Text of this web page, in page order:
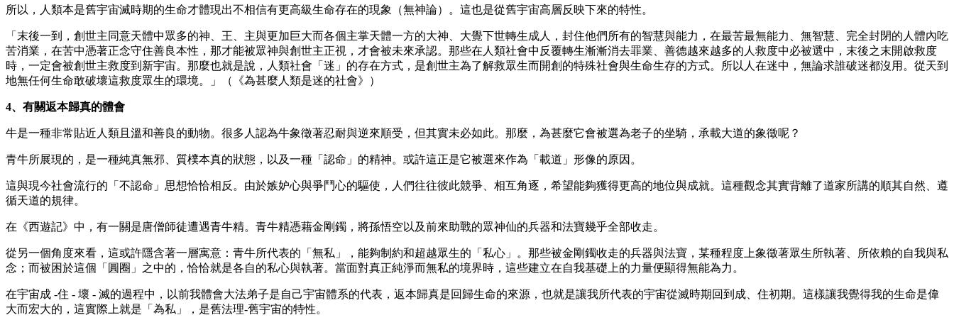
所以，人類本是舊宇宙滅時期的生命才體現出不相信有更高級生命存在的現象（無神論）。這也是從舊宇宙高層反映下來的特性。
「末後一到，創世主同意天體中眾多的神、王、主與更加巨大而各個主掌天體一方的大神、大覺下世轉生成人，封住他們所有的智慧與能力，在最苦最無能力、無智慧、完全封閉的人體內吃
苦消業，在苦中憑著正念守住善良本性，那才能被眾神與創世主正視，才會被未來承認。那些在人類社會中反覆轉生漸漸消去罪業、善德越來越多的人救度中必被選中，末後之末開啟救度
時，一定會被創世主救度到新宇宙。那麼也就是說，人類社會「迷」的存在方式，是創世主為了解救眾生而開創的特殊社會與生命生存的方式。所以人在迷中，無論求誰破迷都沒用。從天到
地無任何生命敢破壞這救度眾生的環境。」（《為甚麼人類是迷的社會》）
4、有關返本歸真的體會
牛是一種非常貼近人類且溫和善良的動物。很多人認為牛象徵著忍耐與逆來順受，但其實未必如此。那麼，為甚麼它會被選為老子的坐騎，承載大道的象徵呢？
青牛所展現的，是一種純真無邪、質樸本真的狀態，以及一種「認命」的精神。或許這正是它被選來作為「載道」形像的原因。
這與現今社會流行的「不認命」思想恰恰相反。由於嫉妒心與爭鬥心的驅使，人們往往彼此競爭、相互角逐，希望能夠獲得更高的地位與成就。這種觀念其實背離了道家所講的順其自然、遵
循天道的規律。
在《西遊記》中，有一關是唐僧師徒遭遇青牛精。青牛精憑藉金剛鐲，將孫悟空以及前來助戰的眾神仙的兵器和法寶幾乎全部收走。
從另一個角度來看，這或許隱含著一層寓意：青牛所代表的「無私」，能夠制約和超越眾生的「私心」。那些被金剛鐲收走的兵器與法寶，某種程度上象徵著眾生所執著、所依賴的自我與私
念；而被困於這個「圓圈」之中的，恰恰就是各自的私心與執著。當面對真正純淨而無私的境界時，這些建立在自我基礎上的力量便顯得無能為力。
在宇宙成 -住 - 壞 - 滅的過程中，以前我體會大法弟子是自己宇宙體系的代表，返本歸真是回歸生命的來源，也就是讓我所代表的宇宙從滅時期回到成、住初期。這樣讓我覺得我的生命是偉
大而宏大的，這實際上就是「為私」，是舊法理-舊宇宙的特性。